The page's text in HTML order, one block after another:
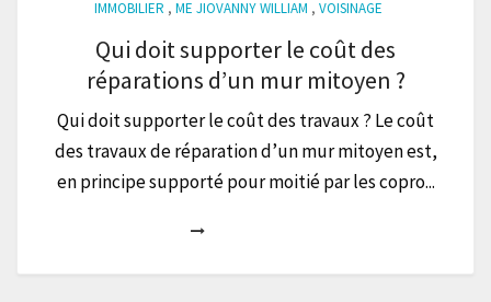
IMMOBILIER , ME JIOVANNY WILLIAM , VOISINAGE
Qui doit supporter le coût des
réparations d’un mur mitoyen ?
Qui doit supporter le coût des travaux ? Le coût
des travaux de réparation d’un mur mitoyen est,
en principe supporté pour moitié par les copro...